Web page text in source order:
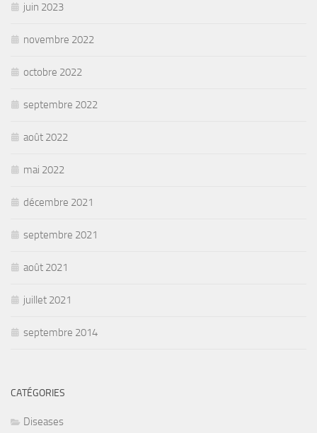
juin 2023
novembre 2022
octobre 2022
septembre 2022
août 2022
mai 2022
décembre 2021
septembre 2021
août 2021
juillet 2021
septembre 2014
CATÉGORIES
Diseases